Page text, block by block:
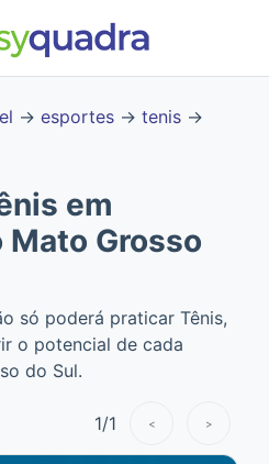
→ esportes → tenis →
em
Grosso
só poderá praticar Tênis,
o potencial de cada
do Sul.
1/1 < >